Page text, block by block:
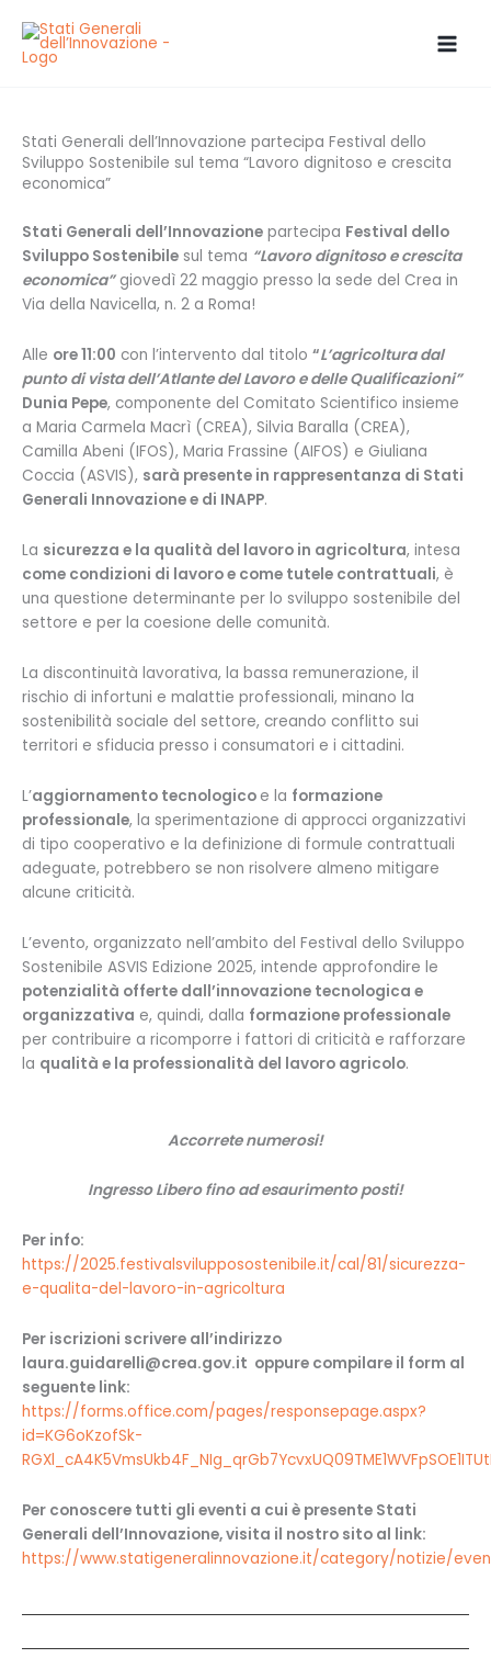
contenuto
Stati Generali dell’Innovazione partecipa Festival dello
Sviluppo Sostenibile sul tema “Lavoro dignitoso e crescita
economica”
Stati Generali dell’Innovazione partecipa Festival dello
Sviluppo Sostenibile sul tema “Lavoro dignitoso e crescita
economica”giovedì 22 maggio presso la sede del Crea in
Via della Navicella, n. 2 a Roma!
Alle ore 11:00 con l’intervento dal titolo “L’agricoltura dal
punto di vista dell’Atlante del Lavoro e delle Qualificazioni”
Dunia Pepe, componente del Comitato Scientifico insieme
a Maria Carmela Macrì (CREA), Silvia Baralla (CREA),
Camilla Abeni (IFOS), Maria Frassine (AIFOS) e Giuliana
Coccia (ASVIS), sarà presente in rappresentanza di Stati
Generali Innovazione e di INAPP.
La sicurezza e la qualità del lavoro in agricoltura, intesa
come condizioni di lavoro e come tutele contrattuali, è
una questione determinante per lo sviluppo sostenibile del
settore e per la coesione delle comunità.
La discontinuità lavorativa, la bassa remunerazione, il
rischio di infortuni e malattie professionali, minano la
sostenibilità sociale del settore, creando conflitto sui
territori e sfiducia presso i consumatori e i cittadini.
L’aggiornamento tecnologico e la formazione
professionale, la sperimentazione di approcci organizzativi
di tipo cooperativo e la definizione di formule contrattuali
adeguate, potrebbero se non risolvere almeno mitigare
alcune criticità.
L’evento, organizzato nell’ambito del Festival dello Sviluppo
Sostenibile ASVIS Edizione 2025, intende approfondire le
potenzialità offerte dall’innovazione tecnologica e
organizzativa e, quindi, dalla formazione professionale
per contribuire a ricomporre i fattori di criticità e rafforzare
la qualità e la professionalità del lavoro agricolo.
Accorrete numerosi!
Ingresso Libero fino ad esaurimento posti!
Per info:
https://2025.festivalsvilupposostenibile.it/cal/81/sicurezza-
e-qualita-del-lavoro-in-agricoltura
Per iscrizioni scrivere all’indirizzo
laura.guidarelli@crea.gov.it oppure compilare il form al
seguente link:
https://forms.office.com/pages/responsepage.aspx?
id=KG6oKzofSk-
Per conoscere tutti gli eventi a cui è presente Stati
Generali dell’Innovazione, visita il nostro sito al link:
https://www.statigeneralinnovazione.it/category/notizie/